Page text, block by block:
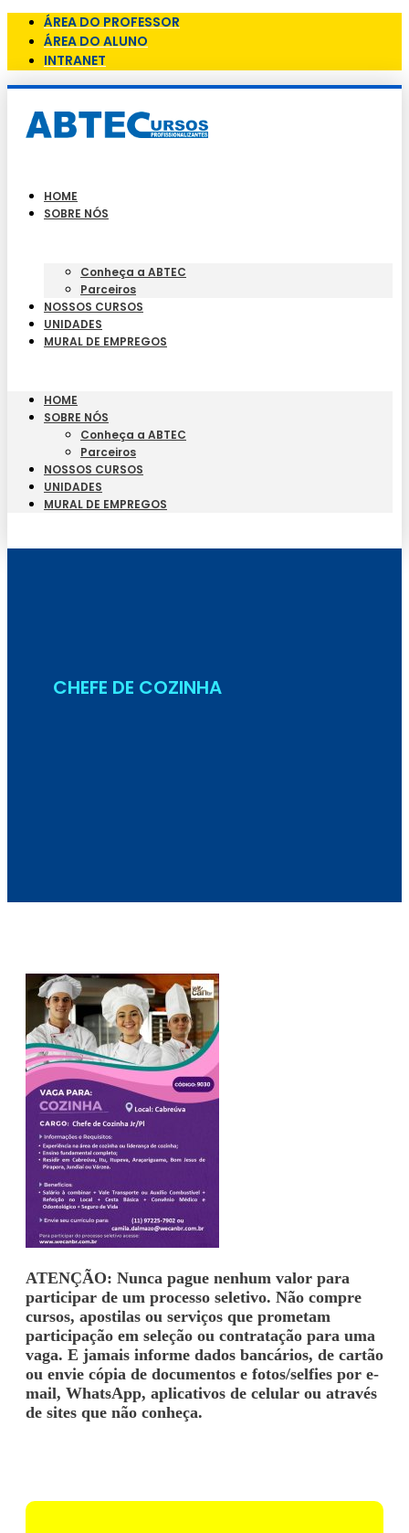
ÁREA DO PROFESSOR
ÁREA DO ALUNO
INTRANET
HOME
SOBRE NÓS
Conheça a ABTEC
Parceiros
NOSSOS CURSOS
UNIDADES
MURAL DE EMPREGOS
HOME
SOBRE NÓS
Conheça a ABTEC
Parceiros
NOSSOS CURSOS
UNIDADES
MURAL DE EMPREGOS
CHEFE DE COZINHA
ATENÇÃO: Nunca pague nenhum valor para
participar de um processo seletivo. Não compre
cursos, apostilas ou serviços que prometam
participação em seleção ou contratação para uma
vaga. E jamais informe dados bancários, de cartão
ou envie cópia de documentos e fotos/selfies por e-
mail, WhatsApp, aplicativos de celular ou através
de sites que não conheça.